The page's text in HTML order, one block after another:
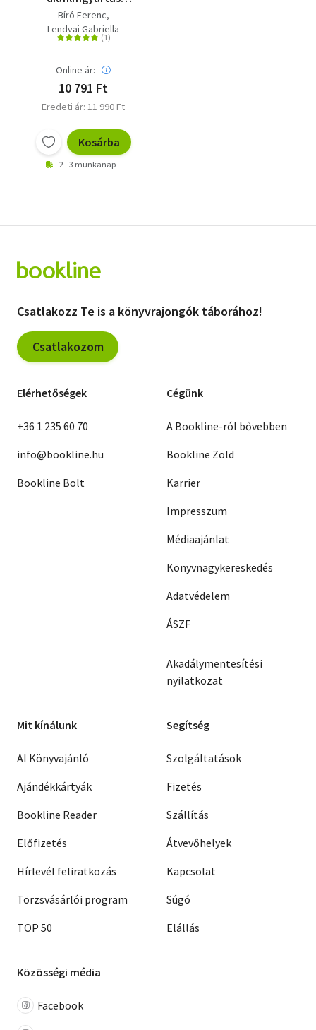
története
Bíró Ferenc
Lendvai Gabriella
Online ár:
10 791 Ft
Eredeti ár: 11 990 Ft
Kosárba
2 - 3 munkanap
Csatlakozz Te is a könyvrajongók táborához!
Csatlakozom
Elérhetőségek
+36 1 235 60 70
info@bookline.hu
Bookline Bolt
Cégünk
A Bookline-ról bővebben
Bookline Zöld
Karrier
Impresszum
Médiaajánlat
Könyvnagykereskedés
Adatvédelem
ÁSZF
Akadálymentesítési
nyilatkozat
Mit kínálunk
AI Könyvajánló
Ajándékkártyák
Bookline Reader
Előfizetés
Hírlevél feliratkozás
Törzsvásárlói program
TOP 50
Segítség
Szolgáltatások
Fizetés
Szállítás
Átvevőhelyek
Kapcsolat
Súgó
Elállás
Közösségi média
Facebook